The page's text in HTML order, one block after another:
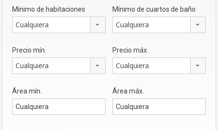
Mínimo de habitaciones
Cualquiera
Mínimo de cuartos de baño
Cualquiera
Precio mín.
Cualquiera
Precio máx.
Cualquiera
Área mín. Área máx.